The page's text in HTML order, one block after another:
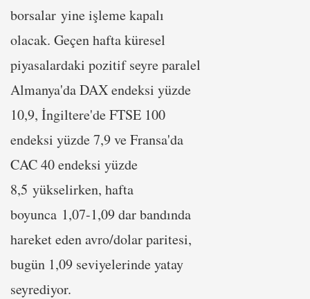
borsalar yine işleme kapalı
olacak. Geçen hafta küresel
piyasalardaki pozitif seyre paralel
Almanya'da DAX endeksi yüzde
10,9, İngiltere'de FTSE 100
endeksi yüzde 7,9 ve Fransa'da
CAC 40 endeksi yüzde
8,5 yükselirken, hafta
boyunca 1,07-1,09 dar bandında
hareket eden avro/dolar paritesi,
bugün 1,09 seviyelerinde yatay
seyrediyor.